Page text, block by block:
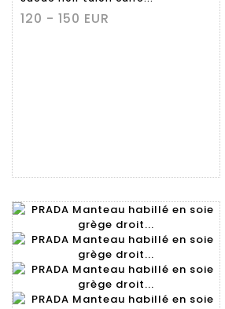
120 - 150 EUR